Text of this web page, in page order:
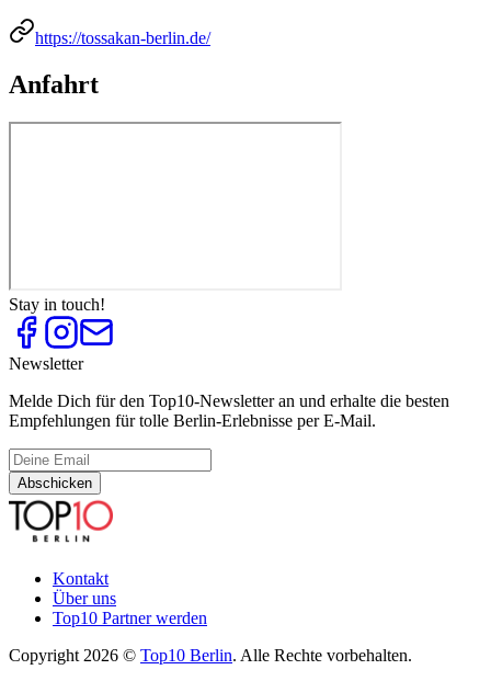
https://tossakan-berlin.de/
Anfahrt
Stay in touch!
Newsletter
Melde Dich für den Top10-Newsletter an und erhalte die besten
Empfehlungen für tolle Berlin-Erlebnisse per E-Mail.
Abschicken
Kontakt
Über uns
Top10 Partner werden
Copyright 2026 © Top10 Berlin. Alle Rechte vorbehalten.